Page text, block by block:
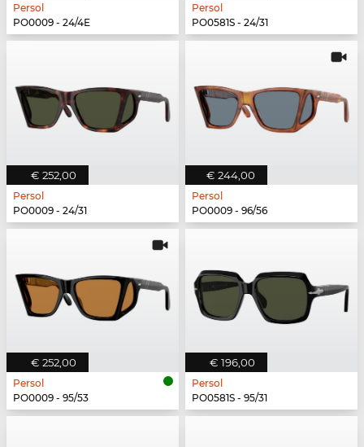
Persol
PO0009 - 24/4E
Persol
PO0581S - 24/31
€ 252,00
Persol
PO0009 - 24/31
€ 244,00
Persol
PO0009 - 96/56
€ 252,00
Persol
PO0009 - 95/53
€ 196,00
Persol
PO0581S - 95/31